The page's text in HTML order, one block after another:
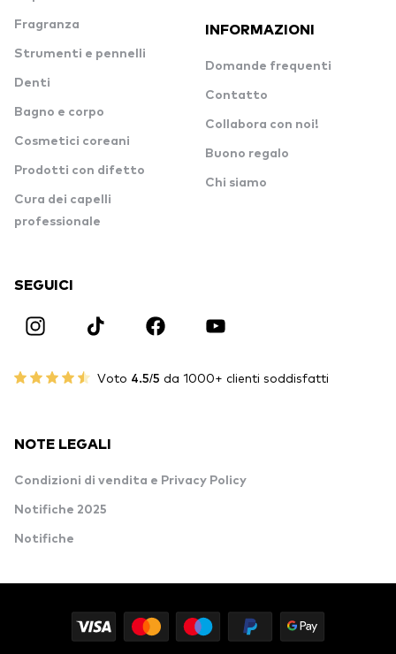
Fragranza
Strumenti e pennelli
Denti
Bagno e corpo
Cosmetici coreani
Prodotti con difetto
Cura dei capelli
professionale
INFORMAZIONI
Domande frequenti
Contatto
Collabora con noi!
Buono regalo
Chi siamo
SEGUICI
Voto 4.5/5 da 1000+ clienti soddisfatti
NOTE LEGALI
Condizioni di vendita e Privacy Policy
Notifiche 2025
Notifiche